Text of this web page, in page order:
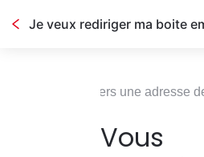
de vos emails vers une adresse
Vous